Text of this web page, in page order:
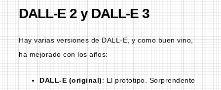
DALL-E 2 y DALL-E 3
Hay varias versiones de DALL-E, y como buen vino,
ha mejorado con los años:
DALL-E (original): El prototipo. Sorprendente